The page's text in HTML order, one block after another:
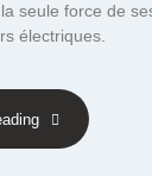
seule force de
électriques.